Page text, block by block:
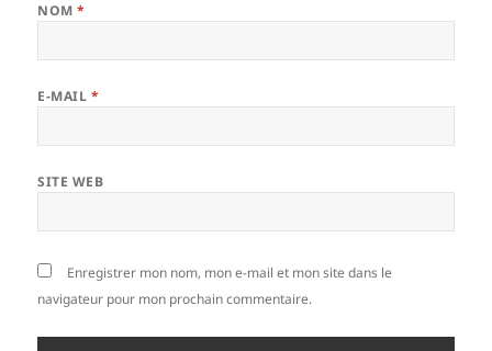
NOM*
E-MAIL *
SITE WEB
Enregistrer mon nom, mon e-mail et mon site dans le
navigateur pour mon prochain commentaire.